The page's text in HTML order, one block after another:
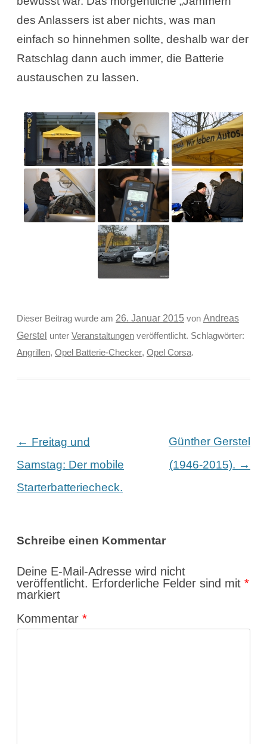
des Anlassers ist aber nichts, was man
einfach so hinnehmen sollte, deshalb war der
Ratschlag dann auch immer, die Batterie
austauschen zu lassen.
Dieser Beitrag wurde am 26. Januar 2015von Andreas
Gerstel unter Veranstaltungenveröffentlicht. Schlagwörter:
Angrillen, Opel Batterie-Checker, Opel Corsa.
Beitragsnavigation
← Freitag und
Samstag: Der mobile
Starterbatteriecheck.
Günther Gerstel
(1946-2015). →
Schreibe einen Kommentar
Deine E-Mail-Adresse wird nicht
veröffentlicht. Erforderliche Felder sind mit *
markiert
Kommentar *